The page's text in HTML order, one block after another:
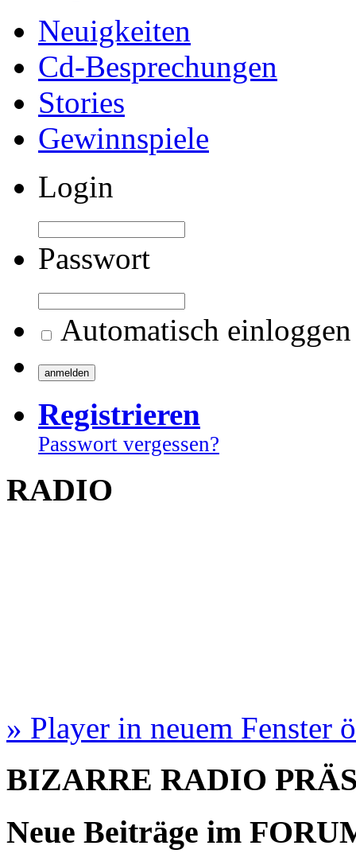
Neuigkeiten
Cd-Besprechungen
Stories
Gewinnspiele
Login
Passwort
Automatisch einloggen
Registrieren
Passwort vergessen?
RADIO
» Player in neuem Fenster
BIZARRE RADIO
Neue Beiträge im